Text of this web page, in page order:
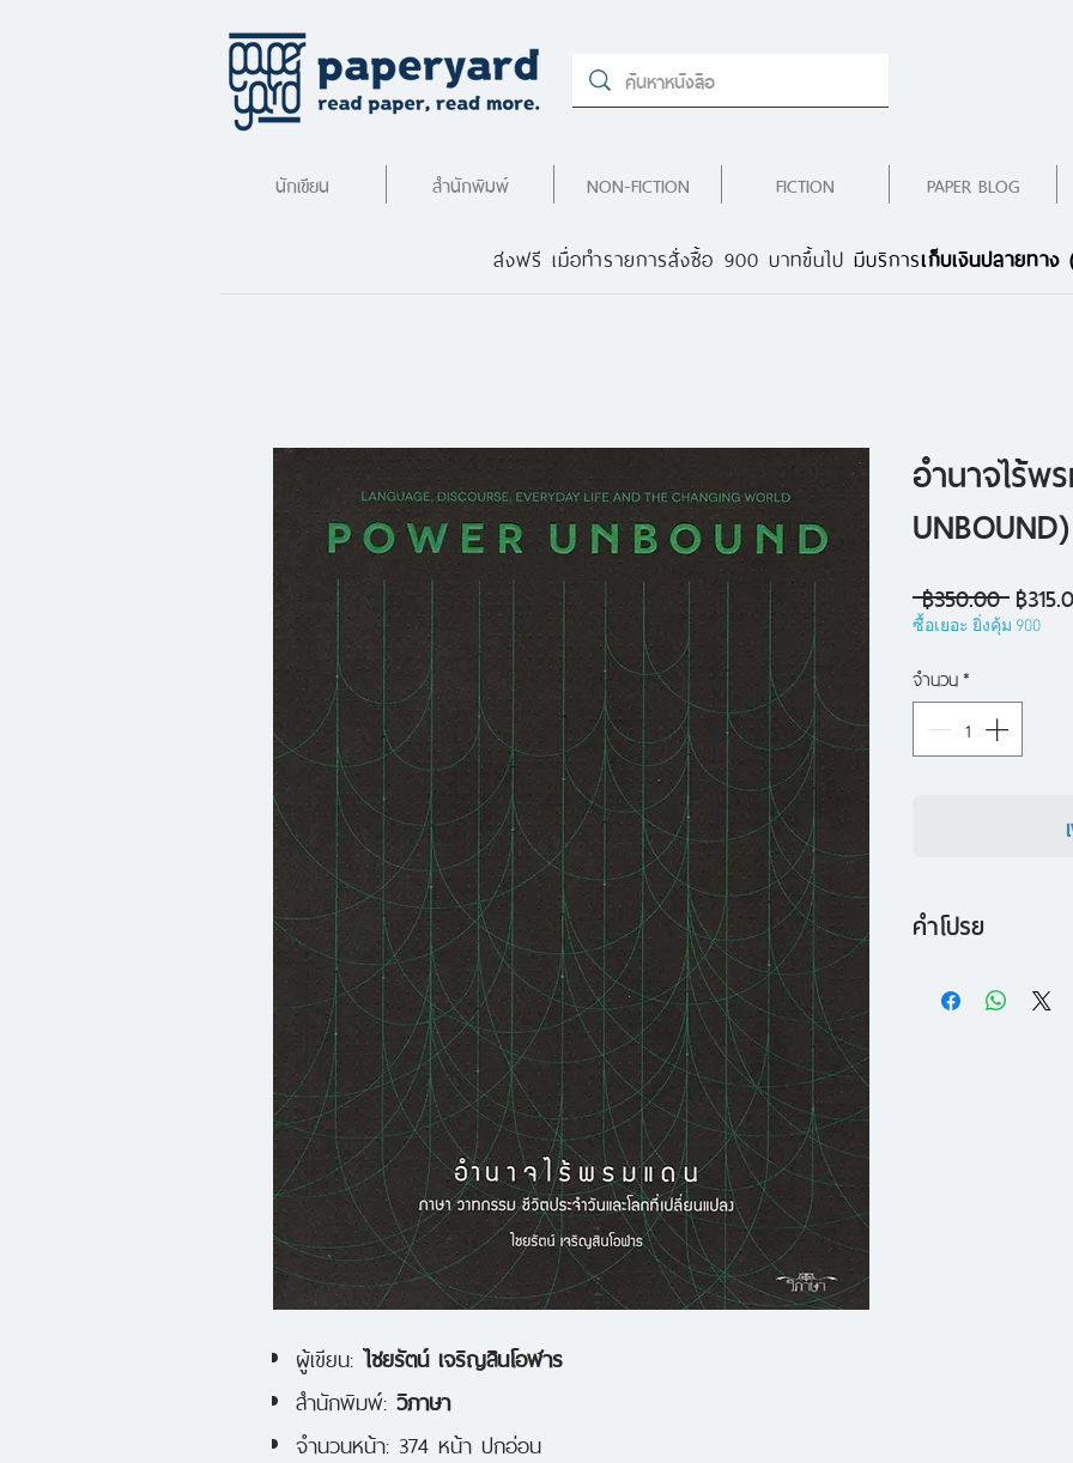
นักเขียน สำนักพิมพ์ NON-FICTION FICTION PAPER BLOG
ผู้เขียน: ไชยรัตน์ เจริญสินโอฬาร
สำนักพิมพ์: วิภาษา
จำนวนหน้า: 374 หน้า ปกอ่อน
อำนาจไร้พ
UNBOUND)
฿350.00 ราคา
ปกติ
฿
ซื้อเยอะ ยิ่งคุ้ม 900
จำนวน*
คำโปรย
"งานศึกษานี้ใช้วิธี
ส่งฟรี เมื่อทำรายการสั่งซื้อ 900 บาทขึ้นไป มีบริการเก็บเงินปลายทาง